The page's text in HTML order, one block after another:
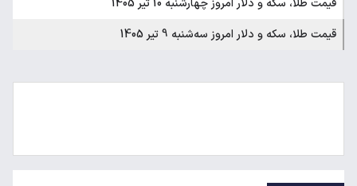
قیمت طلا، سکه و دلار امروز چهارشنبه 10 تیر 1405
قیمت طلا، سکه و دلار امروز سه‌شنبه 9 تیر 1405